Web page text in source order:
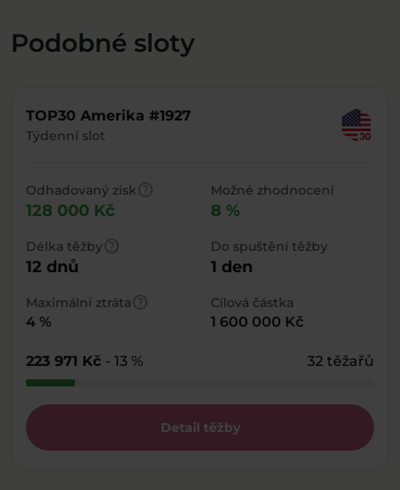
Podobné sloty
TOP30 Amerika #1927
Týdenní slot
Odhadovaný ziskhelp
128 000 Kč
Možné zhodnocení
8 %
Délka těžbyhelp
12 dnů
Do spuštění těžby
1 den
Maximální ztrátahelp
4 %
Cílová částka
1 600 000 Kč
223 971 Kč - 13 % 32 těžařů
Detail těžby